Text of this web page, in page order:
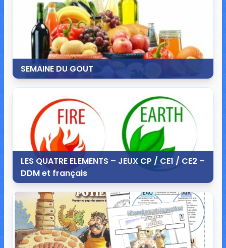
SEMAINE DU GOUT
11 octobre 2013
8 commentaires
11 612 vues
LES QUATRE ELEMENTS – JEUX CP / CE1 / CE2 –
DDM et français
6 octobre 2013
11 commentaires
34 046 vues